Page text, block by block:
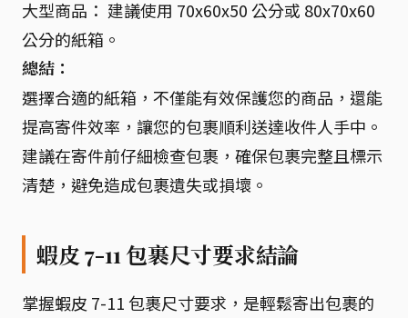
大型商品： 建議使用 70x60x50 公分或 80x70x60
公分的紙箱。
總結：
選擇合適的紙箱，不僅能有效保護您的商品，還能
提高寄件效率，讓您的包裹順利送達收件人手中。
建議在寄件前仔細檢查包裹，確保包裹完整且標示
清楚，避免造成包裹遺失或損壞。
蝦皮 7-11 包裹尺寸要求結論
掌握蝦皮 7-11 包裹尺寸要求，是輕鬆寄出包裹的